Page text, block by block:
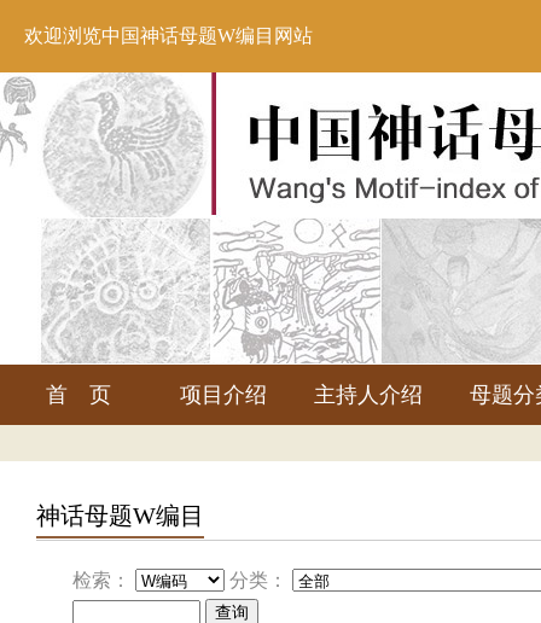
欢迎浏览中国神话母题W编目网站
首 页 项目介绍 主持人介绍 母题分
神话母题W编目
检索： 分类：